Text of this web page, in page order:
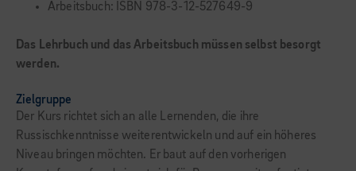
Arbeitsbuch: ISBN 978-3-12-527649-9
Das Lehrbuch und das Arbeitsbuch müssen selbst besorgt
werden.
Zielgruppe
Der Kurs richtet sich an alle Lernenden, die ihre
Russischkenntnisse weiterentwickeln und auf ein höheres
Niveau bringen möchten. Er baut auf den vorherigen